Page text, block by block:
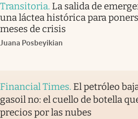
Transitoria. La salida de
una láctea histórica para
meses de crisis
Juana Posbeyikian
Financial Times. El petróleo
gasoil no: el cuello de botella
precios por las nubes